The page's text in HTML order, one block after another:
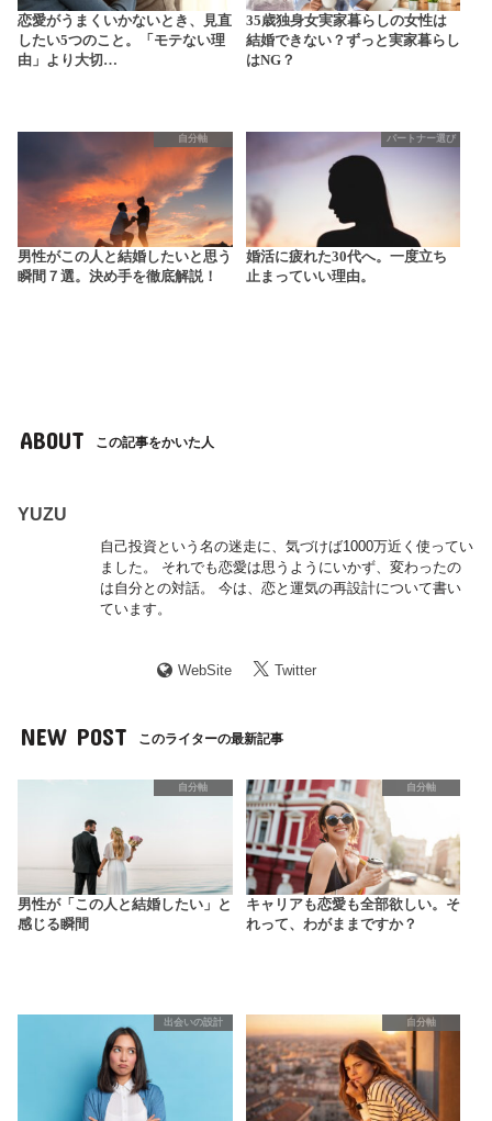
恋愛がうまくいかないとき、見直
したい5つのこと。「モテない理
由」より大切…
35歳独身女実家暮らしの女性は
結婚できない？ずっと実家暮らし
はNG？
自分軸
男性がこの人と結婚したいと思う
瞬間７選。決め手を徹底解説！
パートナー選び
婚活に疲れた30代へ。一度立ち
止まっていい理由。
ABOUT この記事をかいた人
YUZU
自己投資という名の迷走に、気づけば1000万近く使ってい
ました。 それでも恋愛は思うようにいかず、変わったの
は自分との対話。 今は、恋と運気の再設計について書い
ています。
WebSite Twitter
NEW POST このライターの最新記事
自分軸
男性が「この人と結婚したい」と
感じる瞬間
自分軸
キャリアも恋愛も全部欲しい。そ
れって、わがままですか？
出会いの設計 自分軸